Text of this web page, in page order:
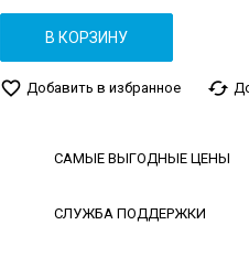
В КОРЗИНУ
favorite_border Добавить в избранное cached
САМЫЕ ВЫГОДНЫЕ ЦЕНЫ
СЛУЖБА ПОДДЕРЖКИ